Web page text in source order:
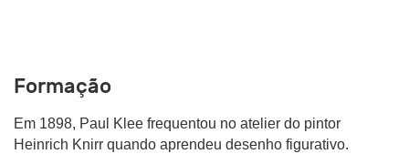
Formação
Em 1898, Paul Klee frequentou no atelier do pintor
Heinrich Knirr quando aprendeu desenho figurativo.